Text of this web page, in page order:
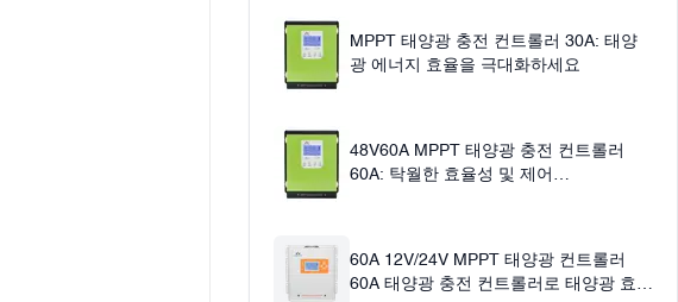
MPPT 태양광 충전 컨트롤러 30A: 태양
광 에너지 효율을 극대화하세요
48V60A MPPT 태양광 충전 컨트롤러
60A: 탁월한 효율성 및 제어
60A 12V/24V MPPT 태양광 컨트롤러
60A 태양광 충전 컨트롤러로 태양광 효율